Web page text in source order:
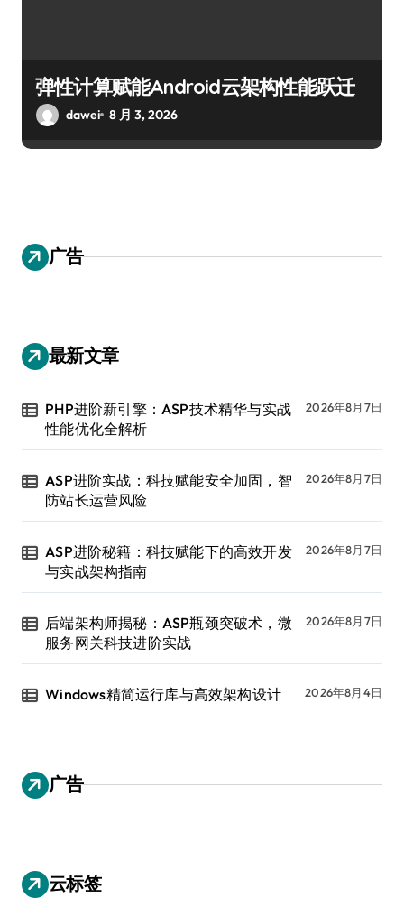
弹性计算赋能Android云架构性能跃迁
dawei 8 月 3, 2026
广告
最新文章
PHP进阶新引擎：ASP技术精华与实战
性能优化全解析
2026年8月7日
ASP进阶实战：科技赋能安全加固，智
防站长运营风险
2026年8月7日
ASP进阶秘籍：科技赋能下的高效开发
与实战架构指南
2026年8月7日
后端架构师揭秘：ASP瓶颈突破术，微
服务网关科技进阶实战
2026年8月7日
Windows精简运行库与高效架构设计 2026年8月4日
广告
云标签